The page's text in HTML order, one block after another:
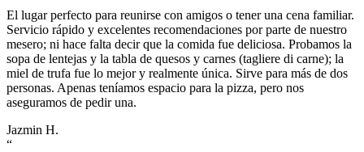
El lugar perfecto para reunirse con amigos o tener una cena familiar.
Servicio rápido y excelentes recomendaciones por parte de nuestro
mesero; ni hace falta decir que la comida fue deliciosa. Probamos la
sopa de lentejas y la tabla de quesos y carnes (tagliere di carne); la
miel de trufa fue lo mejor y realmente única. Sirve para más de dos
personas. Apenas teníamos espacio para la pizza, pero nos
aseguramos de pedir una.
Jazmin H.
“